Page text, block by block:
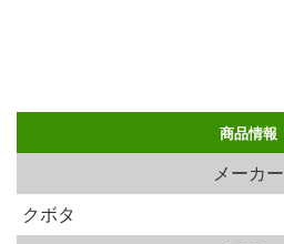
商品情報
メーカー
クボタ